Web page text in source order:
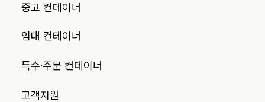
중고 컨테이너
임대 컨테이너
특수·주문 컨테이너
고객지원